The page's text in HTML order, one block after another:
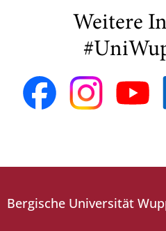
Weitere
Bergische Universität